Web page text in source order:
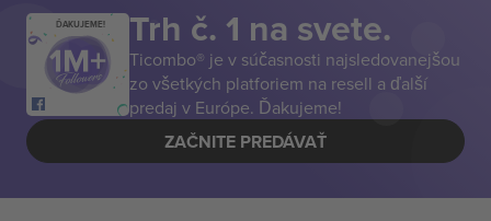
ĎAKUJEME! Trh č. 1 na svete.
Ticombo® je v súčasnosti najsledovanejšou
zo všetkých platforiem na resell a ďalší
predaj v Európe. Ďakujeme!
ZAČNITE PREDÁVAŤ